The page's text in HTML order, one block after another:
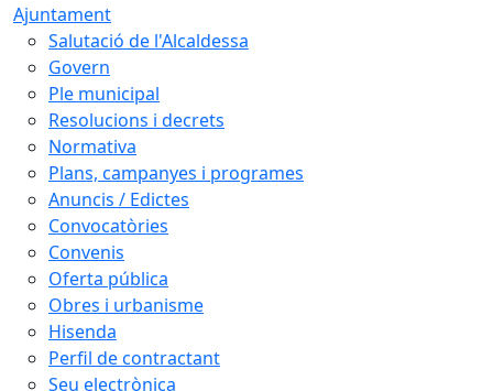
Ajuntament
Salutació de l'Alcaldessa
Govern
Ple municipal
Resolucions i decrets
Normativa
Plans, campanyes i programes
Anuncis / Edictes
Convocatòries
Convenis
Oferta pública
Obres i urbanisme
Hisenda
Perfil de contractant
Seu electrònica